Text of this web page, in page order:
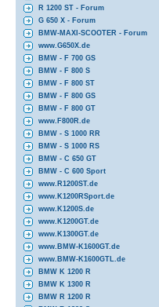
R 1200 ST - Forum
G 650 X - Forum
BMW-MAXI-SCOOTER - Forum
www.G650X.de
BMW - F 700 GS
BMW - F 800 S
BMW - F 800 ST
BMW - F 800 GS
BMW - F 800 GT
www.F800R.de
BMW - S 1000 RR
BMW - S 1000 RS
BMW - C 650 GT
BMW - C 600 Sport
www.R1200ST.de
www.K1200RSport.de
www.K1200S.de
www.K1200GT.de
www.K1300GT.de
www.BMW-K1600GT.de
www.BMW-K1600GTL.de
BMW K 1200 R
BMW K 1300 R
BMW R 1200 R